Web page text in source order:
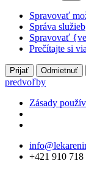
Spravovať
Správa služieb
Spravovať
Prečítajte si
Prijať Odmietnuť
predvoľby
Zásady
Skip
+421 910 718